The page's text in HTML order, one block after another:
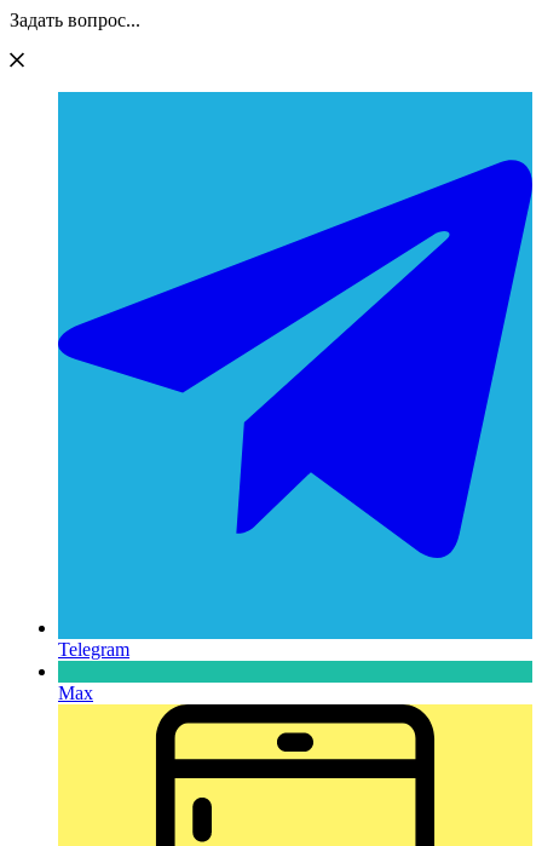
Задать вопрос...
Telegram
Max